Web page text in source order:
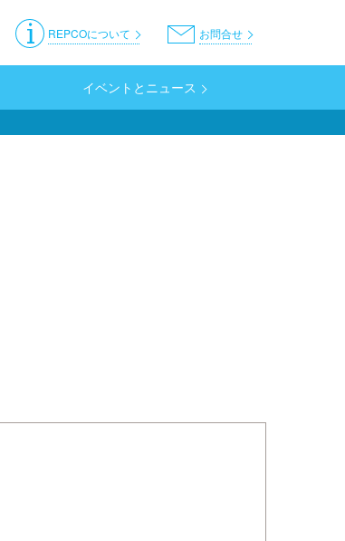
お問合せ
REPCOについて
イベントとニュース